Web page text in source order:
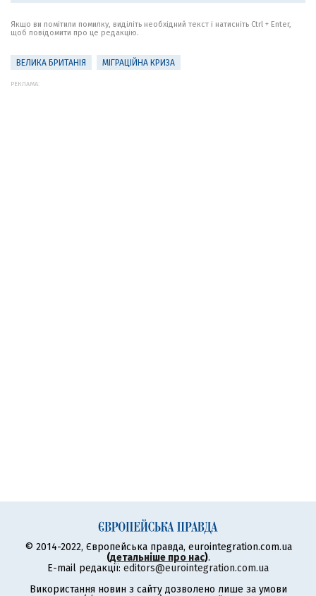
Якщо ви помітили помилку, виділіть необхідний текст і натисніть Ctrl + Enter,
щоб повідомити про це редакцію.
ВЕЛИКА БРИТАНІЯ МІГРАЦІЙНА КРИЗА
РЕКЛАМА:
© 2014-2022, Європейська правда, eurointegration.com.ua
(детальніше про нас).
E-mail редакції: editors@eurointegration.com.ua
Використання новин з сайту дозволено лише за умови